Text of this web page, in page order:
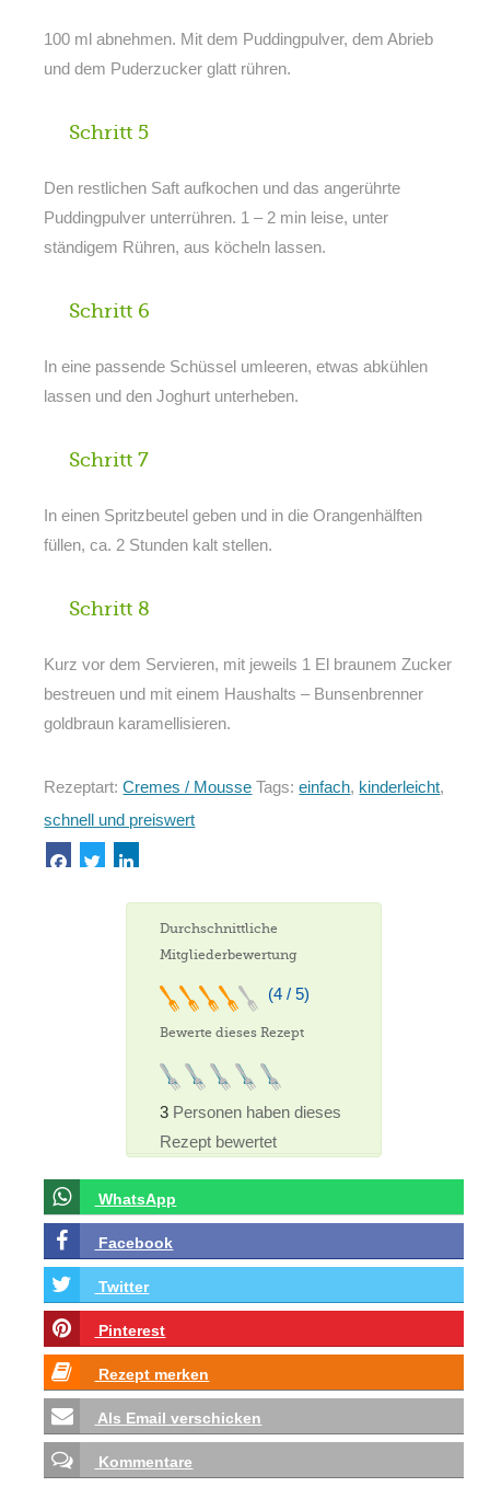
100 ml abnehmen. Mit dem Puddingpulver, dem Abrieb
und dem Puderzucker glatt rühren.
Schritt 5
Den restlichen Saft aufkochen und das angerührte
Puddingpulver unterrühren. 1 – 2 min leise, unter
ständigem Rühren, aus köcheln lassen.
Schritt 6
In eine passende Schüssel umleeren, etwas abkühlen
lassen und den Joghurt unterheben.
Schritt 7
In einen Spritzbeutel geben und in die Orangenhälften
füllen, ca. 2 Stunden kalt stellen.
Schritt 8
Kurz vor dem Servieren, mit jeweils 1 El braunem Zucker
bestreuen und mit einem Haushalts – Bunsenbrenner
goldbraun karamellisieren.
Rezeptart:Cremes / Mousse Tags:einfach, kinderleicht,
schnell und preiswert
Durchschnittliche
Mitgliederbewertung
(4 / 5)
Bewerte dieses Rezept
3 Personen haben dieses
Rezept bewertet
WhatsApp
Facebook
Twitter
Pinterest
Rezept merken
Als Email verschicken
Kommentare